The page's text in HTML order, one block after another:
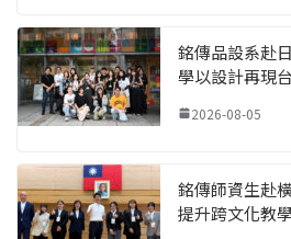
銘傳品設系赴
學以設計再現
2026-08-05
銘傳師資生赴
提升跨文化教